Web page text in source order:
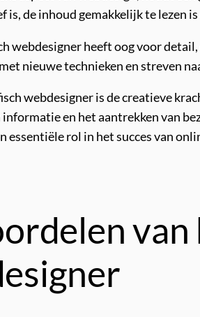
de inhoud gemakkelijk te lezen
webdesigner heeft oog voor
nieuwe technieken en streven
webdesigner is de creatieve
en het aantrekken van
essentiële rol in het succes van